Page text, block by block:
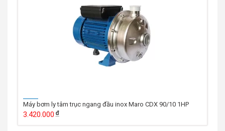
Máy bơm ly tâm trục ngang đầu inox Maro CDX 90/10 1HP
3.420.000